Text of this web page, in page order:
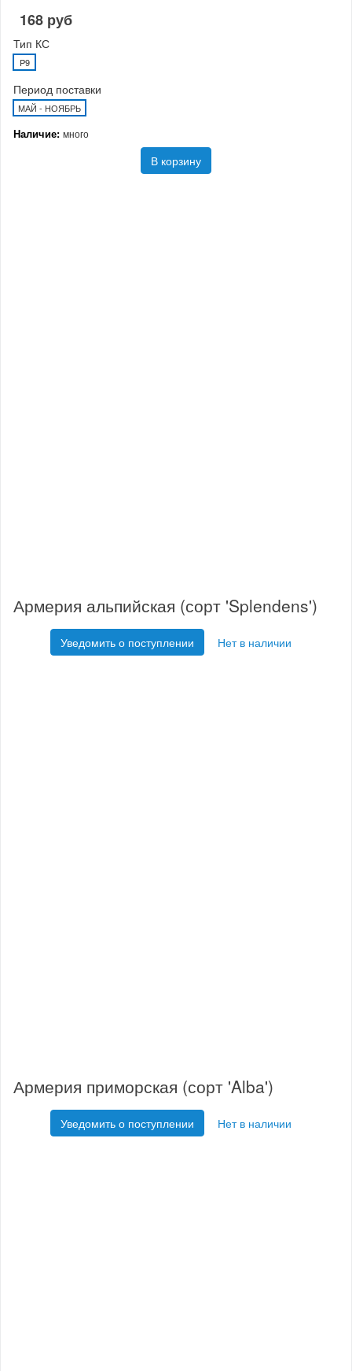
168 руб
Тип КС
P9
Период поставки
МАЙ - НОЯБРЬ
Наличие: много
В корзину
Армерия альпийская (сорт 'Splendens')
Уведомить о поступлении Нет в наличии
Армерия приморская (сорт 'Alba')
Уведомить о поступлении Нет в наличии